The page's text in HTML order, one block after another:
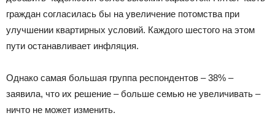
граждан согласилась бы на увеличение потомства при
улучшении квартирных условий. Каждого шестого на этом
пути останавливает инфляция.
Однако самая большая группа респондентов – 38% –
заявила, что их решение – больше семью не увеличивать –
ничто не может изменить.